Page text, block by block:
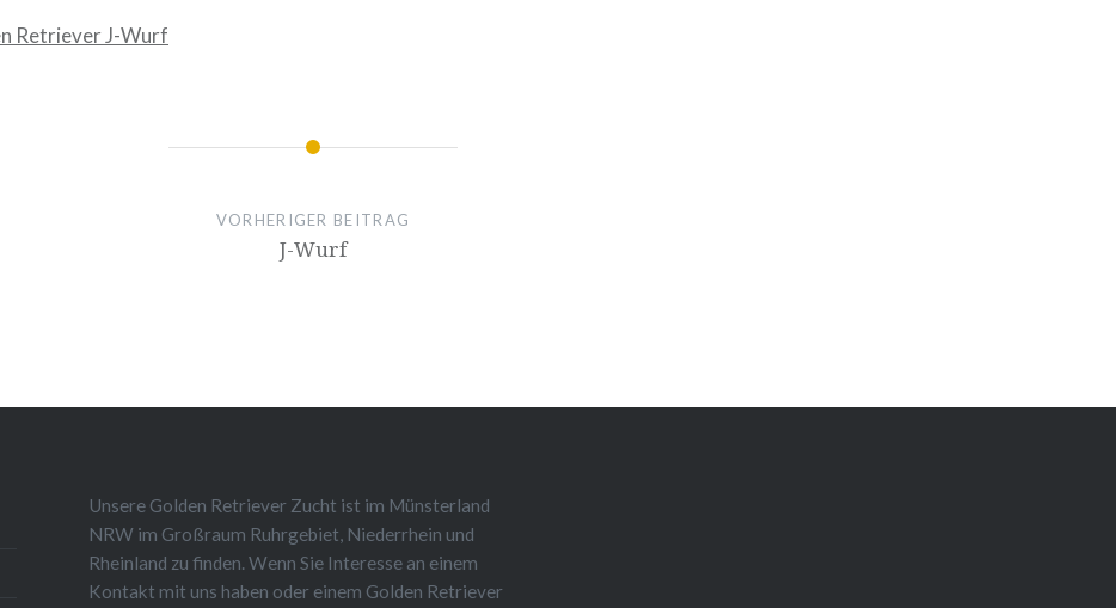
VORHERIGER BEITRAG
J-Wurf
Unsere Golden Retriever Zucht ist im Münsterland
NRW im Großraum Ruhrgebiet, Niederrhein und
Rheinland zu finden. Wenn Sie Interesse an einem
Kontakt mit uns haben oder einem Golden Retriever